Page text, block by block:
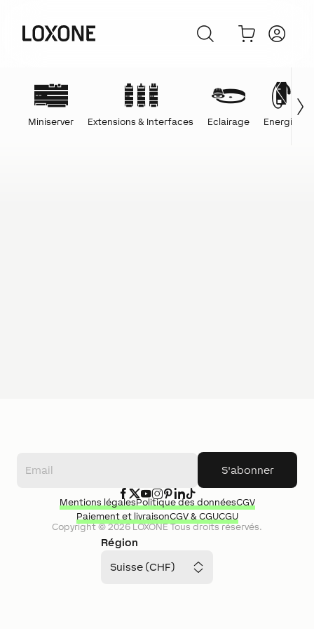
Miniserver Extensions & Interfaces Eclairage Energie
S'abonner
Région
Suisse (CHF)
Copyright ©2026LOXONETous droits réservés.
Mentions légalesPolitique des donnéesCGV
Paiement et livraisonCGV & CGUCGU